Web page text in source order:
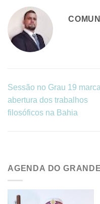
Sessão no Grau 19 marca
abertura dos trabalhos
filosóficos na Bahia
AGENDA DO